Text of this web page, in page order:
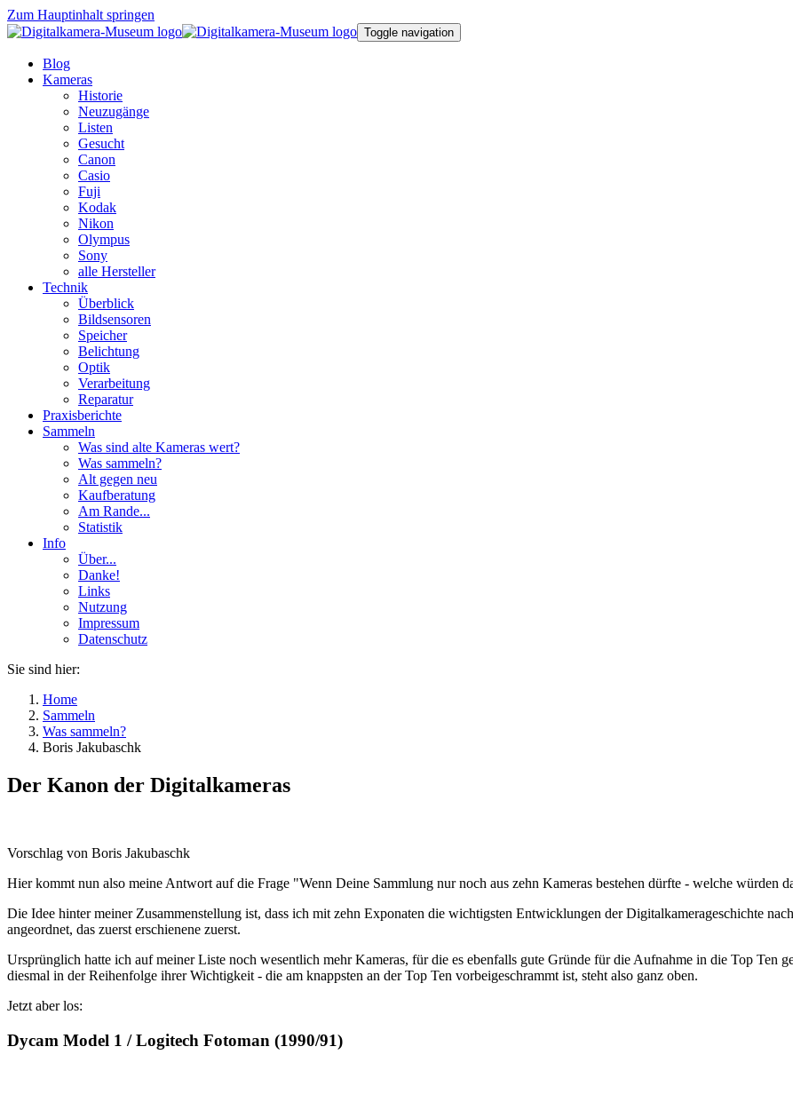
Zum Hauptinhalt springen
Toggle navigation
Blog
Kameras
Historie
Neuzugänge
Listen
Gesucht
Canon
Casio
Fuji
Kodak
Nikon
Olympus
Sony
alle Hersteller
Technik
Überblick
Bildsensoren
Speicher
Belichtung
Optik
Verarbeitung
Reparatur
Praxisberichte
Sammeln
Was sind alte Kameras wert?
Was sammeln?
Alt gegen neu
Kaufberatung
Am Rande...
Statistik
Info
Über...
Danke!
Links
Nutzung
Impressum
Datenschutz
Sie sind hier:
Home
Sammeln
Was sammeln?
Boris Jakubaschk
Der Kanon der Digitalkameras
Vorschlag von Boris Jakubaschk
Hier kommt nun also meine Antwort auf die Frage "Wenn Deine Sammlung nur noch aus zehn Kameras bestehen dürfte - welche würden
Die Idee hinter meiner Zusammenstellung ist, dass ich mit zehn Exponaten die wichtigsten Entwicklungen der Digitalkamerageschichte
angeordnet, das zuerst erschienene zuerst.
Ursprünglich hatte ich auf meiner Liste noch wesentlich mehr Kameras, für die es ebenfalls gute Gründe für die Aufnahme in die Top Ten
diesmal in der Reihenfolge ihrer Wichtigkeit - die am knappsten an der Top Ten vorbeigeschrammt ist, steht also ganz oben.
Jetzt aber los:
Dycam Model 1 / Logitech Fotoman (1990/91)